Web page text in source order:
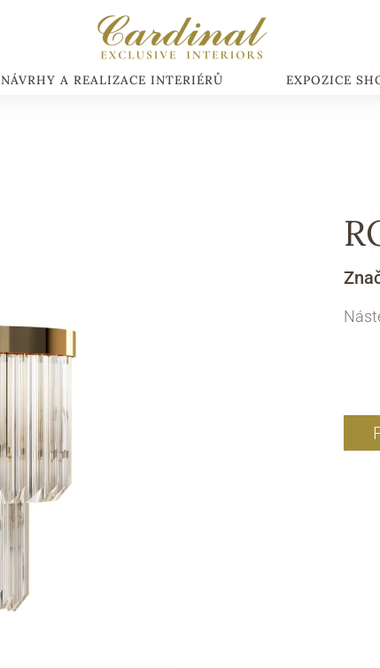
NÁVRHY A REALIZACE INTERIÉRŮ EXPOZICE